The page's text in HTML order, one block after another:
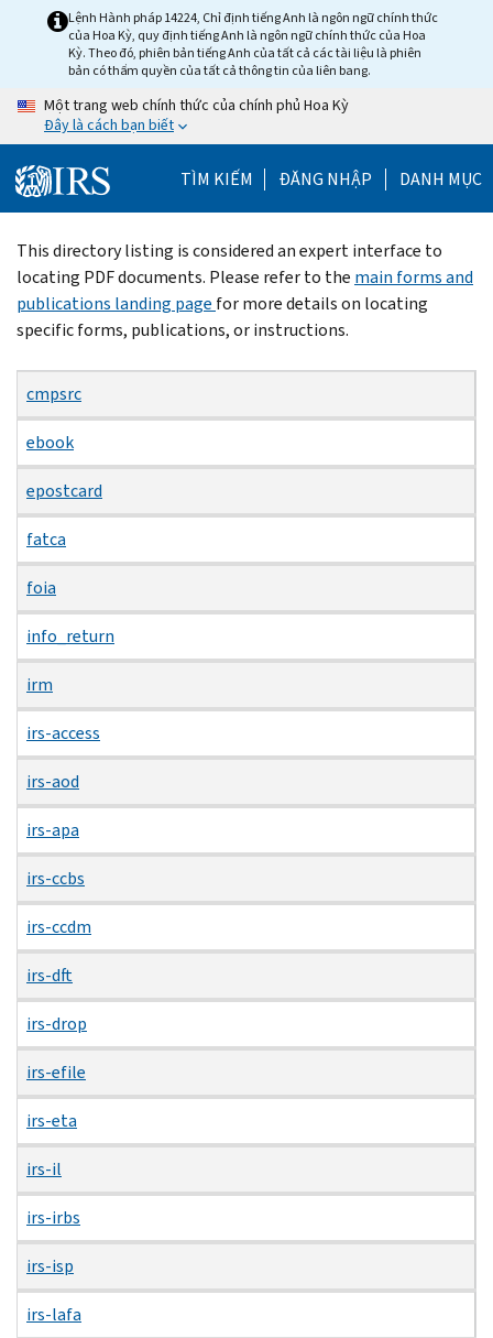
Lệnh Hành pháp 14224, Chỉ định tiếng Anh là ngôn ngữ chính thức
của Hoa Kỳ, quy định tiếng Anh là ngôn ngữ chính thức của Hoa
Kỳ. Theo đó, phiên bản tiếng Anh của tất cả các tài liệu là phiên
bản có thẩm quyền của tất cả thông tin của liên bang.
Một trang web chính thức của chính phủ Hoa Kỳ
Đây là cách bạn biết
TÌM KIẾM ĐĂNG NHẬP DANH MỤC
Beginning
of
main
content
This directory listing is considered an expert interface to
locating PDF documents. Please refer to the main forms and
publications landing page for more details on locating
specific forms, publications, or instructions.
cmpsrc
ebook
epostcard
fatca
foia
info_return
irm
irs-access
irs-aod
irs-apa
irs-ccbs
irs-ccdm
irs-dft
irs-drop
irs-efile
irs-eta
irs-il
irs-irbs
irs-isp
irs-lafa